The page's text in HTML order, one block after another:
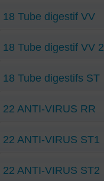
18 Tube digestif VV
18 Tube digestif VV 2
18 Tube digestifs ST
22 ANTI-VIRUS RR
22 ANTI-VIRUS ST1
22 ANTI-VIRUS ST2